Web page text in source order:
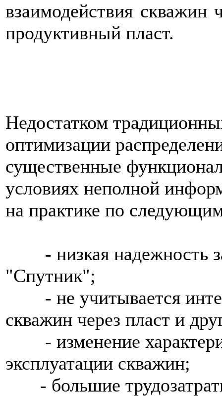
взаимодействия скважин
продуктивный пласт.
Недостатком
оптимизации
существенные
условиях неполной
на практике по
- низкая надежность
"Спутник";
- не учитывается
скважин через пласт и
- изменение
эксплуатации скважин;
- большие